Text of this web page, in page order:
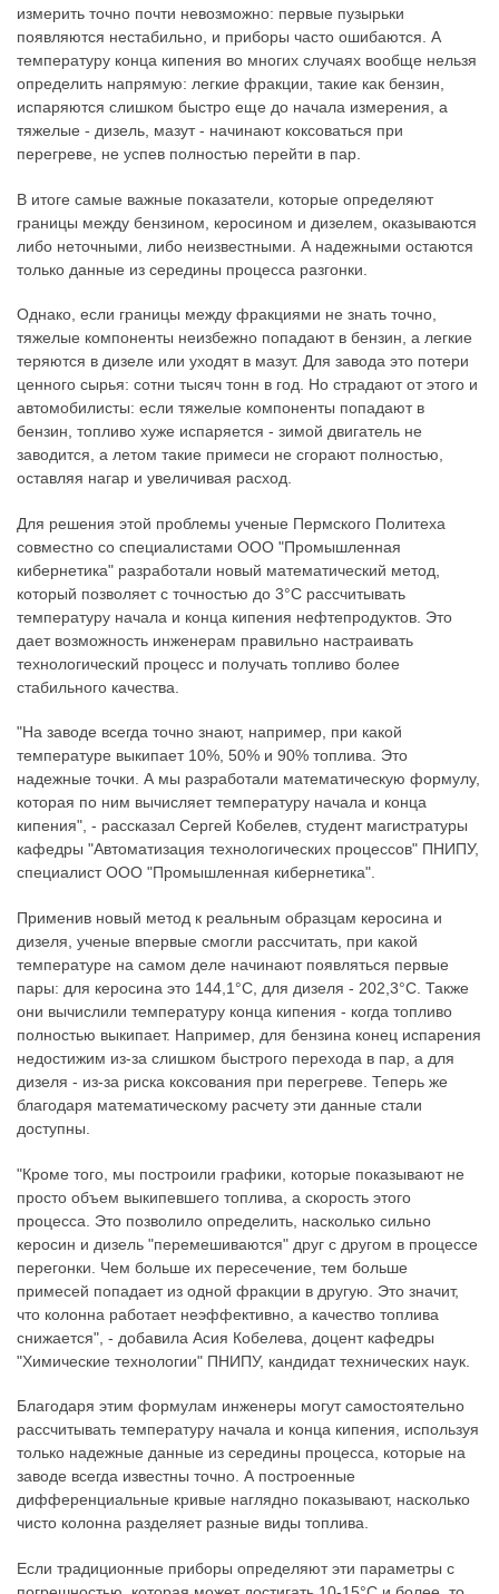
измерить точно почти невозможно: первые пузырьки
появляются нестабильно, и приборы часто ошибаются. А
температуру конца кипения во многих случаях вообще нельзя
определить напрямую: легкие фракции, такие как бензин,
испаряются слишком быстро еще до начала измерения, а
тяжелые - дизель, мазут - начинают коксоваться при
перегреве, не успев полностью перейти в пар.
В итоге самые важные показатели, которые определяют
границы между бензином, керосином и дизелем, оказываются
либо неточными, либо неизвестными. А надежными остаются
только данные из середины процесса разгонки.
Однако, если границы между фракциями не знать точно,
тяжелые компоненты неизбежно попадают в бензин, а легкие
теряются в дизеле или уходят в мазут. Для завода это потери
ценного сырья: сотни тысяч тонн в год. Но страдают от этого и
автомобилисты: если тяжелые компоненты попадают в
бензин, топливо хуже испаряется - зимой двигатель не
заводится, а летом такие примеси не сгорают полностью,
оставляя нагар и увеличивая расход.
Для решения этой проблемы ученые Пермского Политеха
совместно со специалистами ООО "Промышленная
кибернетика" разработали новый математический метод,
который позволяет с точностью до 3°C рассчитывать
температуру начала и конца кипения нефтепродуктов. Это
дает возможность инженерам правильно настраивать
технологический процесс и получать топливо более
стабильного качества.
"На заводе всегда точно знают, например, при какой
температуре выкипает 10%, 50% и 90% топлива. Это
надежные точки. А мы разработали математическую формулу,
которая по ним вычисляет температуру начала и конца
кипения", - рассказал Сергей Кобелев, студент магистратуры
кафедры "Автоматизация технологических процессов" ПНИПУ,
специалист ООО "Промышленная кибернетика".
Применив новый метод к реальным образцам керосина и
дизеля, ученые впервые смогли рассчитать, при какой
температуре на самом деле начинают появляться первые
пары: для керосина это 144,1°C, для дизеля - 202,3°C. Также
они вычислили температуру конца кипения - когда топливо
полностью выкипает. Например, для бензина конец испарения
недостижим из-за слишком быстрого перехода в пар, а для
дизеля - из-за риска коксования при перегреве. Теперь же
благодаря математическому расчету эти данные стали
доступны.
"Кроме того, мы построили графики, которые показывают не
просто объем выкипевшего топлива, а скорость этого
процесса. Это позволило определить, насколько сильно
керосин и дизель "перемешиваются" друг с другом в процессе
перегонки. Чем больше их пересечение, тем больше
примесей попадает из одной фракции в другую. Это значит,
что колонна работает неэффективно, а качество топлива
снижается", - добавила Асия Кобелева, доцент кафедры
"Химические технологии" ПНИПУ, кандидат технических наук.
Благодаря этим формулам инженеры могут самостоятельно
рассчитывать температуру начала и конца кипения, используя
только надежные данные из середины процесса, которые на
заводе всегда известны точно. А построенные
дифференциальные кривые наглядно показывают, насколько
чисто колонна разделяет разные виды топлива.
Если традиционные приборы определяют эти параметры с